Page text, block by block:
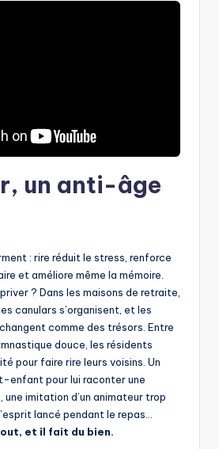
un anti-âge
: rire réduit le stress, renforce
et améliore même la mémoire.
? Dans les maisons de retraite,
canulars s’organisent, et les
comme des trésors. Entre
douce, les résidents
pour faire rire leurs voisins. Un
enfant pour lui raconter une
imitation d’un animateur trop
lancé pendant le repas…
et il fait du bien.